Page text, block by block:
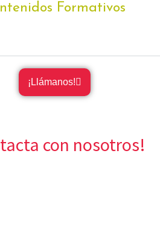
Formativos
¡Llámanos!
con nosotros!